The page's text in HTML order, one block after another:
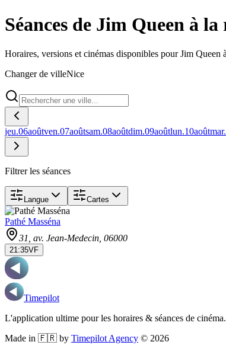
Séances de Jim Queen à
Horaires, versions et cinémas disponibles pour Jim Queen
Changer de villeNice
jeu.06aoûtven.07aoûtsam.08aoûtdim.09aoûtlun.10aoûtmar.
Filtrer les séances
Langue Cartes
Pathé Masséna
31, av. Jean-Medecin , 06000
21:35VF
Timepilot
L'application ultime pour les horaires & séances de cinéma.
Made in 🇫🇷 by Timepilot Agency © 2026